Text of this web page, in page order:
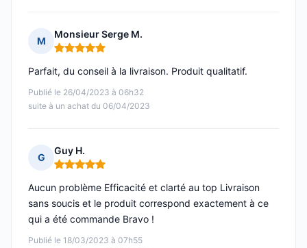
M
Monsieur Serge M.
Note : 5 sur 5
Publié le 26/04/2023 à 06h32
suite à un achat du 06/04/2023
Parfait, du conseil à la livraison. Produit qualitatif.
G
Guy H.
Note : 5 sur 5
Publié le 18/03/2023 à 07h55
Aucun problème Efficacité et clarté au top Livraison
sans soucis et le produit correspond exactement à ce
qui a été commande Bravo !